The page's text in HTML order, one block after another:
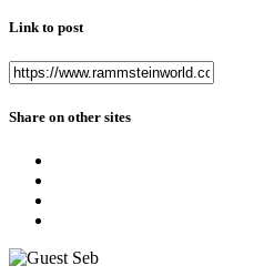
Link to post
Share on other sites